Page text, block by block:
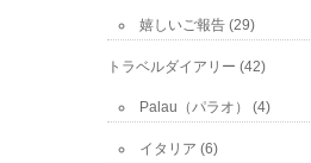
嬉しいご報告 (29)
トラベルダイアリー (42)
Palau（パラオ） (4)
イタリア (6)